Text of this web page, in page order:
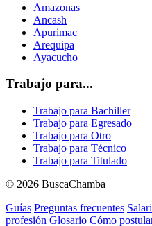
Amazonas
Ancash
Apurimac
Arequipa
Ayacucho
Trabajo para...
Trabajo para Bachiller
Trabajo para Egresado
Trabajo para Otro
Trabajo para Técnico
Trabajo para Titulado
© 2026 BuscaChamba
Guías Preguntas frecuentes
profesión Glosario Cómo